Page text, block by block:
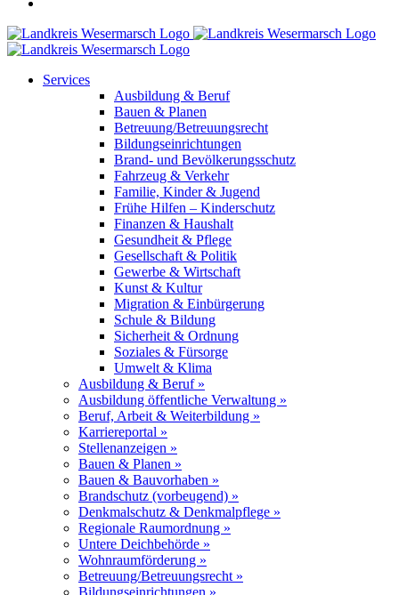
Services
Ausbildung & Beruf
Bauen & Planen
Betreuung/Betreuungsrecht
Bildungseinrichtungen
Brand- und Bevölkerungsschutz
Fahrzeug & Verkehr
Familie, Kinder & Jugend
Frühe Hilfen – Kinderschutz
Finanzen & Haushalt
Gesundheit & Pflege
Gesellschaft & Politik
Gewerbe & Wirtschaft
Kunst & Kultur
Migration & Einbürgerung
Schule & Bildung
Sicherheit & Ordnung
Soziales & Fürsorge
Umwelt & Klima
Ausbildung & Beruf »
Ausbildung öffentliche Verwaltung »
Beruf, Arbeit & Weiterbildung »
Karriereportal »
Stellenanzeigen »
Bauen & Planen »
Bauen & Bauvorhaben »
Brandschutz (vorbeugend) »
Denkmalschutz & Denkmalpflege »
Regionale Raumordnung »
Untere Deichbehörde »
Wohnraumförderung »
Betreuung/Betreuungsrecht »
Bildungseinrichtungen »